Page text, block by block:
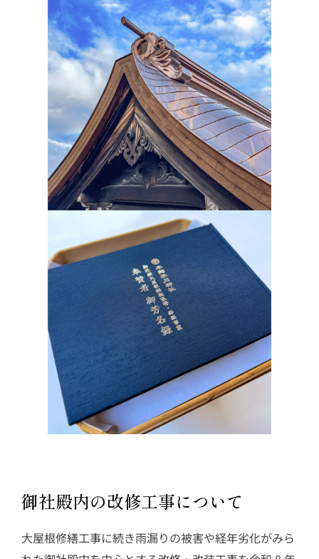
御社殿内の改修工事について
大屋根修繕工事に続き雨漏りの被害や経年劣化がみら